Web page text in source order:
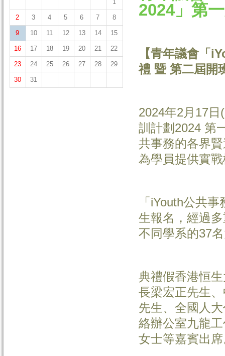
1
2 3 4 5 6 7 8
9 10 11 12 13 14 15
16 17 18 19 20 21 22
23 24 25 26 27 28 29
30 31
2024」第
【青年議會「
禮 暨 第二屆開
2024年2月17
訓計劃2024 第
共事務的各界
為學員提供實
「iYouth公共
生報名，經過
不同學系的37
典禮假香港恒
長梁宏正先生
先生、全國人
絡辦公室九龍
女士等嘉賓出